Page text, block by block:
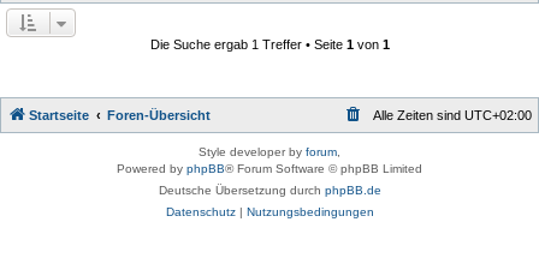
Die Suche ergab 1 Treffer • Seite 1von 1
Startseite Foren-Übersicht Alle Zeiten sind UTC+02:00
Style developer by forum
Powered by phpBB® Forum Software © phpBB Limited
Deutsche Übersetzung durch phpBB.de
Datenschutz| Nutzungsbedingungen